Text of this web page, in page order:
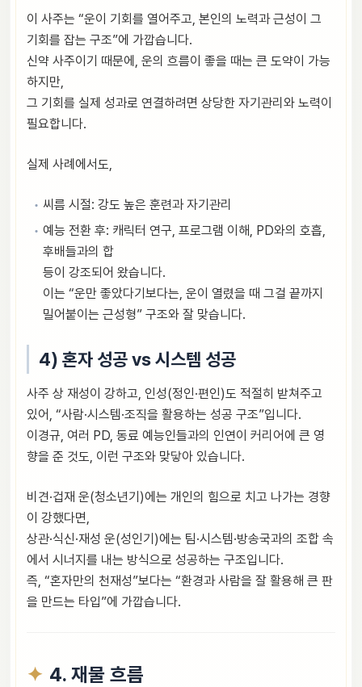
이 사주는 “운이 기회를 열어주고, 본인의 노력과 근성이 그
기회를 잡는 구조”에 가깝습니다.
신약 사주이기 때문에, 운의 흐름이 좋을 때는 큰 도약이 가능
하지만,
그 기회를 실제 성과로 연결하려면 상당한 자기관리와 노력이
필요합니다.
실제 사례에서도,
씨름 시절: 강도 높은 훈련과 자기관리
예능 전환 후: 캐릭터 연구, 프로그램 이해, PD와의 호흡,
후배들과의 합
등이 강조되어 왔습니다.
이는 “운만 좋았다기보다는, 운이 열렸을 때 그걸 끝까지
밀어붙이는 근성형” 구조와 잘 맞습니다.
4) 혼자 성공 vs 시스템 성공
사주 상 재성이 강하고, 인성(정인·편인)도 적절히 받쳐주고
있어, “사람·시스템·조직을 활용하는 성공 구조”입니다.
이경규, 여러 PD, 동료 예능인들과의 인연이 커리어에 큰 영
향을 준 것도, 이런 구조와 맞닿아 있습니다.
비견·겁재 운(청소년기)에는 개인의 힘으로 치고 나가는 경향
이 강했다면,
상관·식신·재성 운(성인기)에는 팀·시스템·방송국과의 조합 속
에서 시너지를 내는 방식으로 성공하는 구조입니다.
즉, “혼자만의 천재성”보다는 “환경과 사람을 잘 활용해 큰 판
을 만드는 타입”에 가깝습니다.
4. 재물 흐름